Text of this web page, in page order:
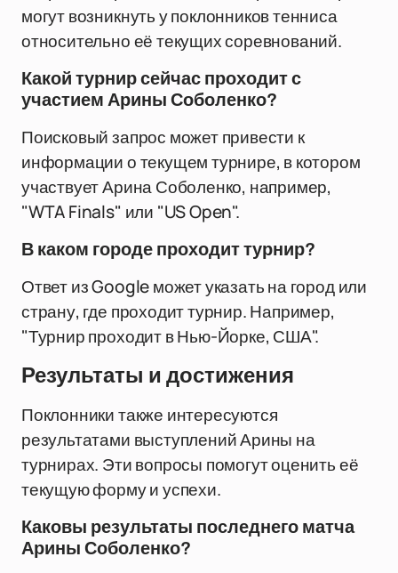
могут возникнуть у поклонников тенниса
относительно её текущих соревнований.
Какой турнир сейчас проходит с
участием Арины Соболенко?
Поисковый запрос может привести к
информации о текущем турнире, в котором
участвует Арина Соболенко, например,
"WTA Finals" или "US Open".
В каком городе проходит турнир?
Ответ из Google может указать на город или
страну, где проходит турнир. Например,
"Турнир проходит в Нью-Йорке, США".
Результаты и достижения
Поклонники также интересуются
результатами выступлений Арины на
турнирах. Эти вопросы помогут оценить её
текущую форму и успехи.
Каковы результаты последнего матча
Арины Соболенко?